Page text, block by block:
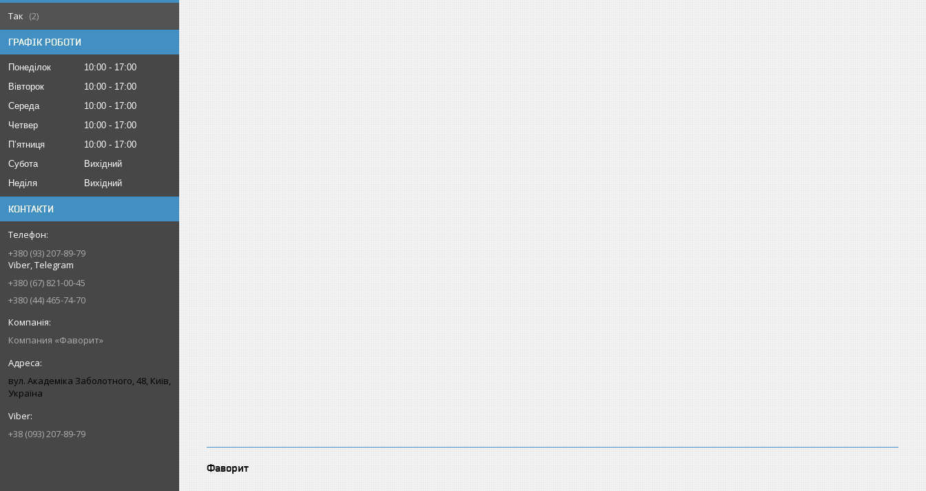
Так
2
ГРАФІК РОБОТИ
Понеділок 10:00
17:00
Вівторок
10:00
17:00
Середа
10:00
17:00
Четвер
10:00
17:00
Пʼятниця
10:00
17:00
Субота
Вихідний
Неділя
Вихідний
КОНТАКТИ
+380 (93) 207-89-79
Viber, Telegram
+380 (67) 821-00-45
+380 (44) 465-74-70
Компания «Фаворит»
вул. Академіка Заболотного, 48, Київ,
Україна
+38 (093) 207-89-79
Фаворит